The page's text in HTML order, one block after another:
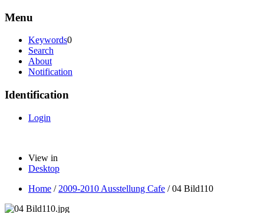
Menu
Keywords0
Search
About
Notification
Identification
Login
View in
Desktop
Home / 2009-2010 Ausstellung Cafe /04 Bild110